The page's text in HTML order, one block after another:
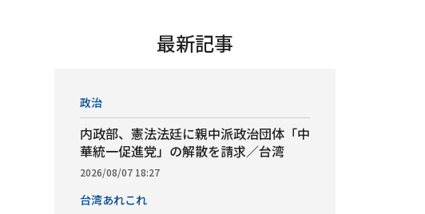
最新記事
政治
内政部、憲法法廷に親中派政治団体「中
華統一促進党」の解散を請求／台湾
2026/08/07 18:27
台湾あれこれ